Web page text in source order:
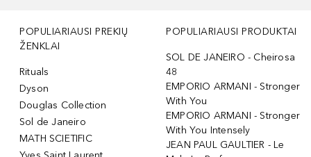
POPULIARIAUSI PREKIŲ
ŽENKLAI
Rituals
Dyson
Douglas Collection
Sol de Janeiro
MATH SCIETIFIC
POPULIARIAUSI PRODUKTAI
SOL DE JANEIRO - Cheirosa
48
EMPORIO ARMANI - Stronger
With You
EMPORIO ARMANI - Stronger
With You Intensely
JEAN PAUL GAULTIER - Le